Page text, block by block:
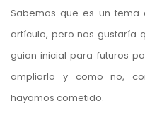
Sabemos que es un
artículo, pero nos gustaría
guion inicial para futuros
ampliarlo y como no,
hayamos cometido.